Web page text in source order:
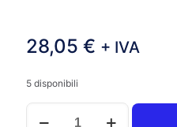
28,05 € + IVA
5 disponibili
Canon
PGI525PGBK